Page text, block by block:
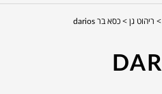
ריהוט גן > כסא בר darios